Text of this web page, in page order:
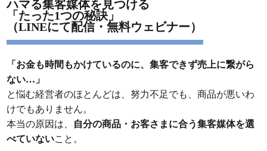
ハマる集客媒体を見つける
「たった1つの秘訣」
（LINEにて配信・無料ウェビナー）
「お金も時間もかけているのに、集客できず売上に繋がら
ない…」
と悩む経営者のほとんどは、努力不足でも、商品が悪いわ
けでもありません。
本当の原因は、
自分の商品・お客さまに合う集客媒体を選
べていないこと。